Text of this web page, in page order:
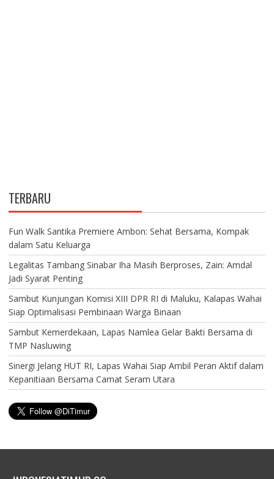
TERBARU
Fun Walk Santika Premiere Ambon: Sehat Bersama, Kompak
dalam Satu Keluarga
Legalitas Tambang Sinabar Iha Masih Berproses, Zain: Amdal
Jadi Syarat Penting
Sambut Kunjungan Komisi XIII DPR RI di Maluku, Kalapas Wahai
Siap Optimalisasi Pembinaan Warga Binaan
Sambut Kemerdekaan, Lapas Namlea Gelar Bakti Bersama di
TMP Nasluwing
Sinergi Jelang HUT RI, Lapas Wahai Siap Ambil Peran Aktif dalam
Kepanitiaan Bersama Camat Seram Utara